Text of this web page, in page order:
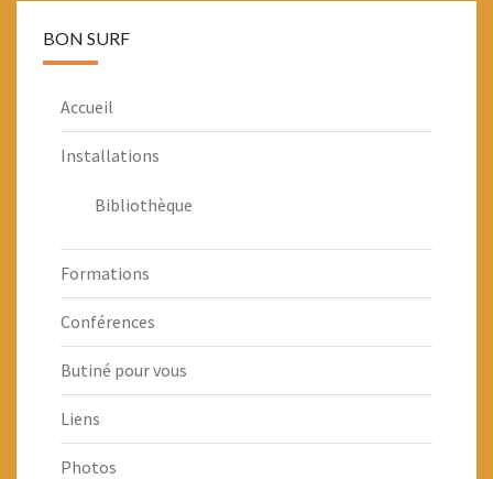
BON SURF
Accueil
Installations
Bibliothèque
Formations
Conférences
Butiné pour vous
Liens
Photos